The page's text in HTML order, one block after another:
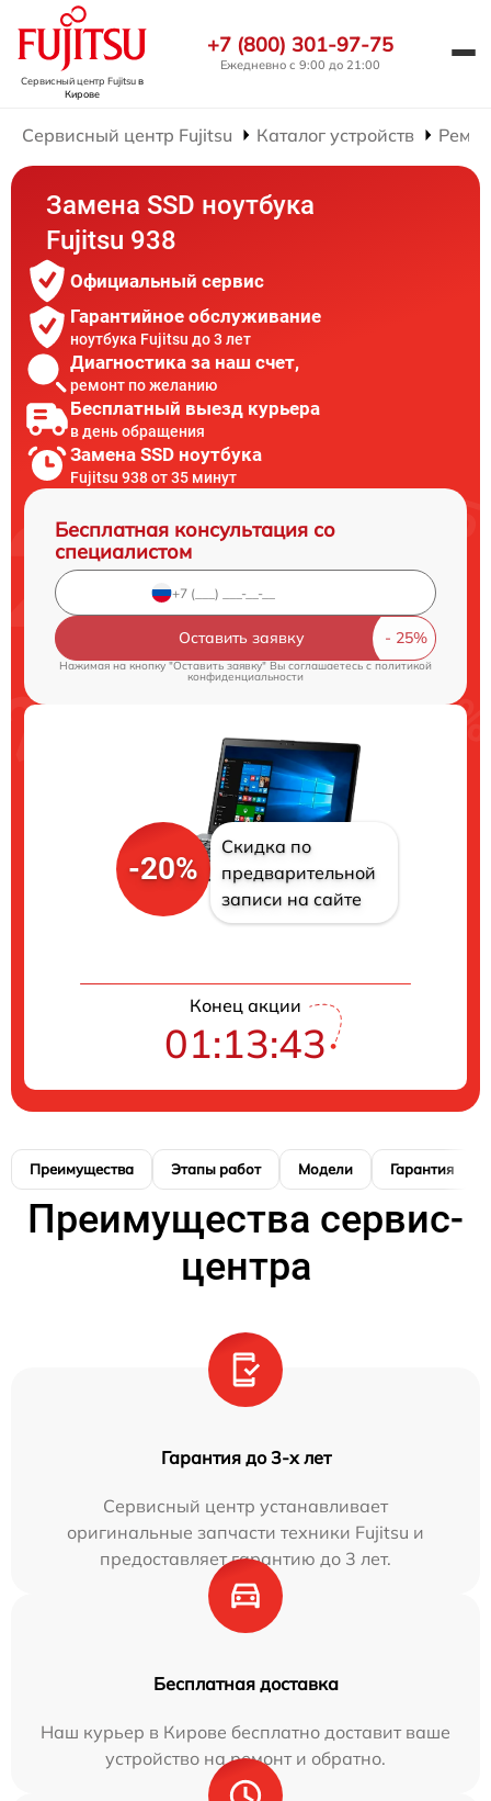
Сервисный центр Fujitsuв
Кирове
+7 (800) 301-97-75
Ежедневно с 9:00 до 21:00
Сервисный центр Fujitsu Каталог устройств
Замена SSD ноутбука
Fujitsu 938
Официальный сервис
Гарантийное обслуживание
ноутбука Fujitsu до 3 лет
Диагностика за наш счет,
ремонт по желанию
Бесплатный выезд курьера
в день обращения
Замена SSD ноутбука
Fujitsu 938 от 35 минут
Бесплатная консультация со
специалистом
Оставить заявку
Нажимая на кнопку "Оставить заявку" Вы соглашаетесь cполитикой
конфиденциальности
-20%
Скидка по
предварительной
записи на сайте
Конец акции
01:13:42
Преимущества Этапы работ Модели Гарантия
Преимущества сервис-
центра
Гарантия до 3-х лет
Сервисный центр устанавливает
оригинальные запчасти техники Fujitsu и
предоставляет гарантию до 3 лет.
Бесплатная доставка
Наш курьер в Кирове бесплатно доставит ваше
устройство на ремонт и обратно.